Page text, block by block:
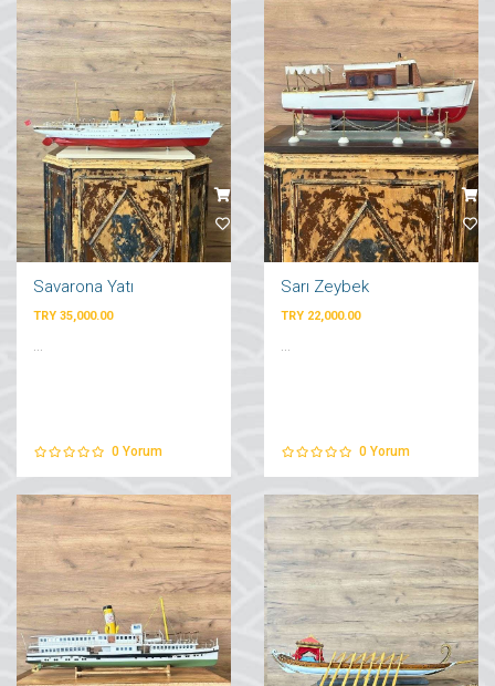
Savarona Yatı
TRY 35,000.00
...
0 Yorum
Sarı Zeybek
TRY 22,000.00
...
0 Yorum